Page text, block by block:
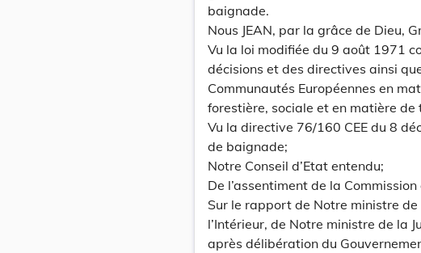
baignade.
Nous JEAN, par la grâce de Dieu,
Vu la loi modifiée du 9 août 1971
décisions et des directives ainsi
Communautés Européennes en
forestière, sociale et en matière de
Vu la directive 76/160 CEE du 8
de baignade;
Notre Conseil d’Etat entendu;
De l’assentiment de la
Sur le rapport de Notre ministre
l’Intérieur, de Notre ministre de la
après délibération du